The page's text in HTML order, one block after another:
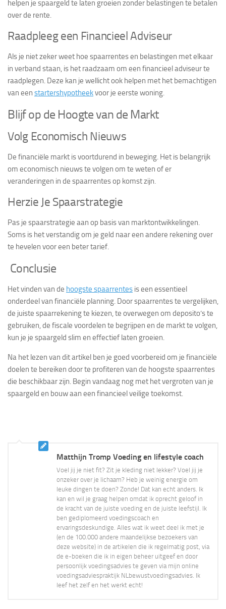
helpen je spaargeld te laten groeien zonder belastingen te betalen
over de rente.
Raadpleeg een Financieel Adviseur
Als je niet zeker weet hoe spaarrentes en belastingen met elkaar
in verband staan, is het raadzaam om een financieel adviseur te
raadplegen. Deze kan je wellicht ook helpen met het bemachtigen
van een startershypotheekvoor je eerste woning.
Blijf op de Hoogte van de Markt
Volg Economisch Nieuws
De financiële markt is voortdurend in beweging. Het is belangrijk
om economisch nieuws te volgen om te weten of er
veranderingen in de spaarrentes op komst zijn.
Herzie Je Spaarstrategie
Pas je spaarstrategie aan op basis van marktontwikkelingen.
Soms is het verstandig om je geld naar een andere rekening over
te hevelen voor een beter tarief.
Conclusie
Het vinden van de hoogste spaarrentes is een essentieel
onderdeel van financiële planning. Door spaarrentes te vergelijken,
de juiste spaarrekening te kiezen, te overwegen om deposito’s te
gebruiken, de fiscale voordelen te begrijpen en de markt te volgen,
kun je je spaargeld slim en effectief laten groeien.
Na het lezen van dit artikel ben je goed voorbereid om je financiële
doelen te bereiken door te profiteren van de hoogste spaarrentes
die beschikbaar zijn. Begin vandaag nog met het vergroten van je
spaargeld en bouw aan een financieel veilige toekomst.
Matthijn Tromp Voeding en lifestyle coach
Voel jij je niet fit? Zit je kleding niet lekker? Voel jij je
onzeker over je lichaam? Heb je weinig energie om
leuke dingen te doen? Zonde! Dat kan echt anders. Ik
kan en wil je graag helpen omdat ik oprecht geloof in
de kracht van de juiste voeding en de juiste leefstijl. Ik
ben gediplomeerd voedingscoach en
ervaringsdeskundige. Alles wat ik weet deel ik met je
(en de 100.000 andere maandelijkse bezoekers van
deze website) in de artikelen die ik regelmatig post, via
de e-boeken die ik in eigen beheer uitgeef en door
persoonlijk voedingsadvies te geven via mijn online
voedingsadviespraktijk NLbewustvoedingsadvies. Ik
leef het zelf en het werkt echt!